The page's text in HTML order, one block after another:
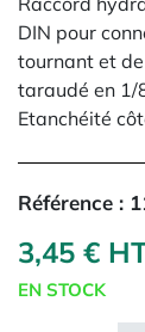
DIN pour
tournant et
taraudé en 1/
Etanchéité
Référence :
3,45 €
EN STOCK